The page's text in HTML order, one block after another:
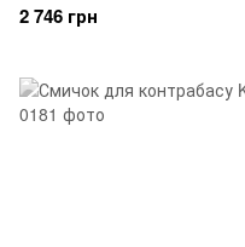
2 746 грн